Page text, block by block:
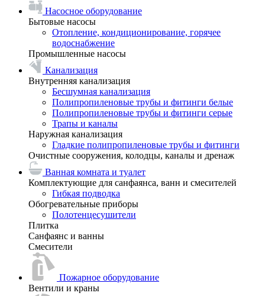
Насосное оборудование
Бытовые насосы
Отопление, кондиционирование, горячее
водоснабжение
Промышленные насосы
Канализация
Внутренняя канализация
Бесшумная канализация
Полипропиленовые трубы и фитинги белые
Полипропиленовые трубы и фитинги серые
Трапы и каналы
Наружная канализация
Гладкие полипропиленовые трубы и фитинги
Очистные сооружения, колодцы, каналы и дренаж
Ванная комната и туалет
Комплектующие для санфаянса, ванн и смесителей
Гибкая подводка
Обогревательные приборы
Полотенцесушители
Плитка
Санфаянс и ванны
Смесители
Пожарное оборудование
Вентили и краны